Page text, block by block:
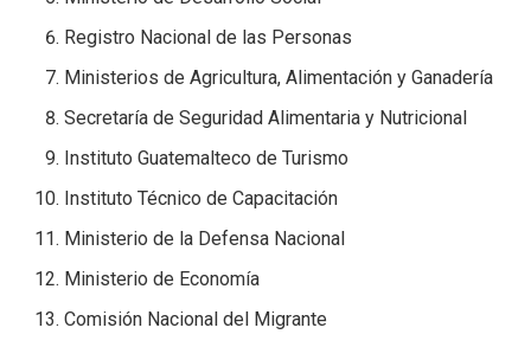
Registro Nacional de las Personas
Ministerios de Agricultura, Alimentación y Ganadería
Secretaría de Seguridad Alimentaria y Nutricional
Instituto Guatemalteco de Turismo
Instituto Técnico de Capacitación
Ministerio de la Defensa Nacional
Ministerio de Economía
Comisión Nacional del Migrante